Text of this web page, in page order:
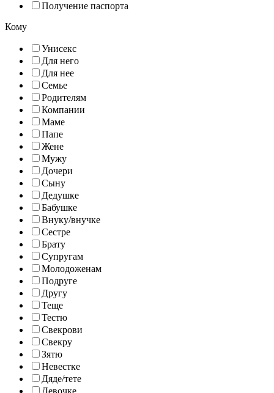
Получение паспорта
Кому
Унисекс
Для него
Для нее
Семье
Родителям
Компании
Маме
Папе
Жене
Мужу
Дочери
Сыну
Дедушке
Бабушке
Внуку/внучке
Сестре
Брату
Супругам
Молодоженам
Подруге
Другу
Теще
Тестю
Свекрови
Свекру
Зятю
Невестке
Дяде/тете